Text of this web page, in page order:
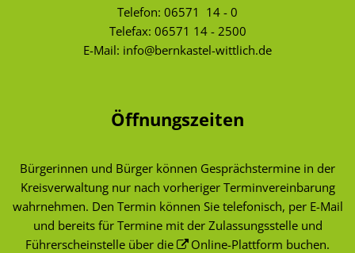
Telefon: 06571 14 - 0
Telefax: 06571 14 - 2500
E-Mail: info@bernkastel-wittlich.de
Öffnungszeiten
Bürgerinnen und Bürger können Gesprächstermine in der
Kreisverwaltung nur nach vorheriger Terminvereinbarung
wahrnehmen. Den Termin können Sie telefonisch, per E-Mail
und bereits für Termine mit der Zulassungsstelle und
Führerscheinstelle über die
Online-Plattform buchen.